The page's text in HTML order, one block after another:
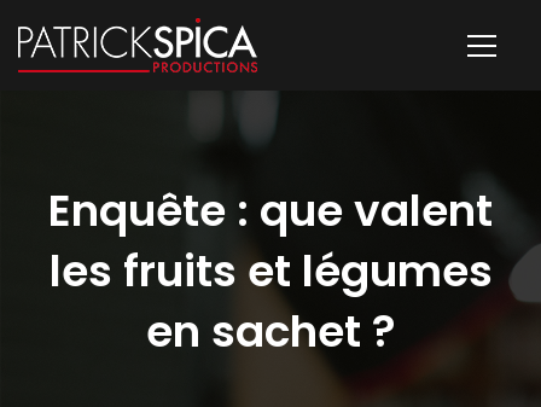
Enquête : que valent
les fruits et légumes
en sachet ?